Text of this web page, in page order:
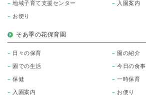
地域子育て支援センター 入園案内
お便り
そあ季の花保育園
日々の保育 園の紹介
園での生活 今日の食事
保健 一時保育
入園案内 お便り